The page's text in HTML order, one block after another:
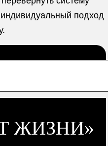
подход
ЖИЗНИ»